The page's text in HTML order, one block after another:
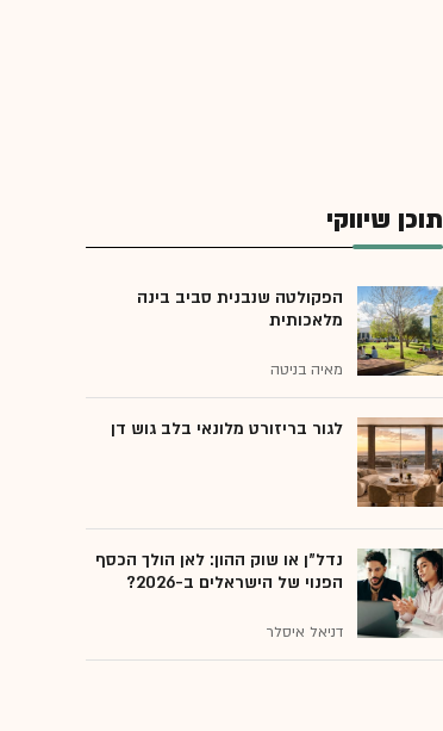
תוכן שיווקי
הפקולטה שנבנית סביב בינה
מלאכותית
מאיה בניטה
לגור בריזורט מלונאי בלב גוש דן
נדל"ן או שוק ההון: לאן הולך הכסף
הפנוי של הישראלים ב-2026?
דניאל איסלר